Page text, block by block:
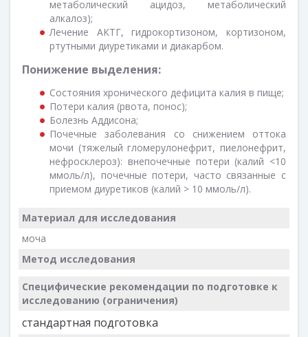
метаболический ацидоз, метаболический
алкалоз);
Лечение АКТГ, гидрокортизоном, кортизоном,
ртутными диуретиками и диакарбом.
Понижение выделения:
Состояния хронического дефицита калия в пище;
Потери калия (рвота, понос);
Болезнь Аддисона;
Почечные заболевания со снижением оттока
мочи (тяжелый гломерулонефрит, пиелонефрит,
нефросклероз): внепочечные потери (калий <10
ммоль/л), почечные потери, часто связанные с
приемом диуретиков (калий > 10 ммоль/л).
Материал для исследования
моча
Метод исследования
Специфические рекомендации по подготовке к
исследованию (ограничения)
стандартная подготовка